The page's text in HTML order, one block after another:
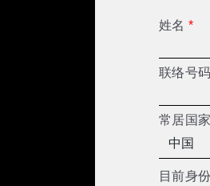
姓名*
联络号
常居国
目前身份